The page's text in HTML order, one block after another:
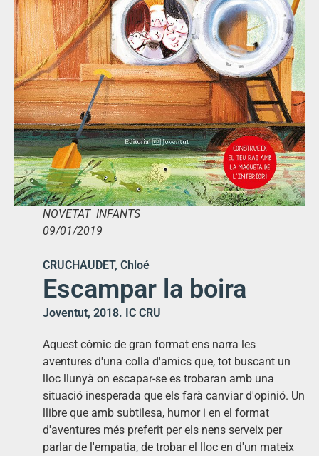
NOVETAT INFANTS
09/01/2019
CRUCHAUDET, Chloé
Escampar la boira
Joventut, 2018. IC CRU
Aquest còmic de gran format ens narra les
aventures d'una colla d'amics que, tot buscant un
lloc llunyà on escapar-se es trobaran amb una
situació inesperada que els farà canviar d'opinió. Un
llibre que amb subtilesa, humor i en el format
d'aventures més preferit per els nens serveix per
parlar de l'empatia, de trobar el lloc en d'un mateix